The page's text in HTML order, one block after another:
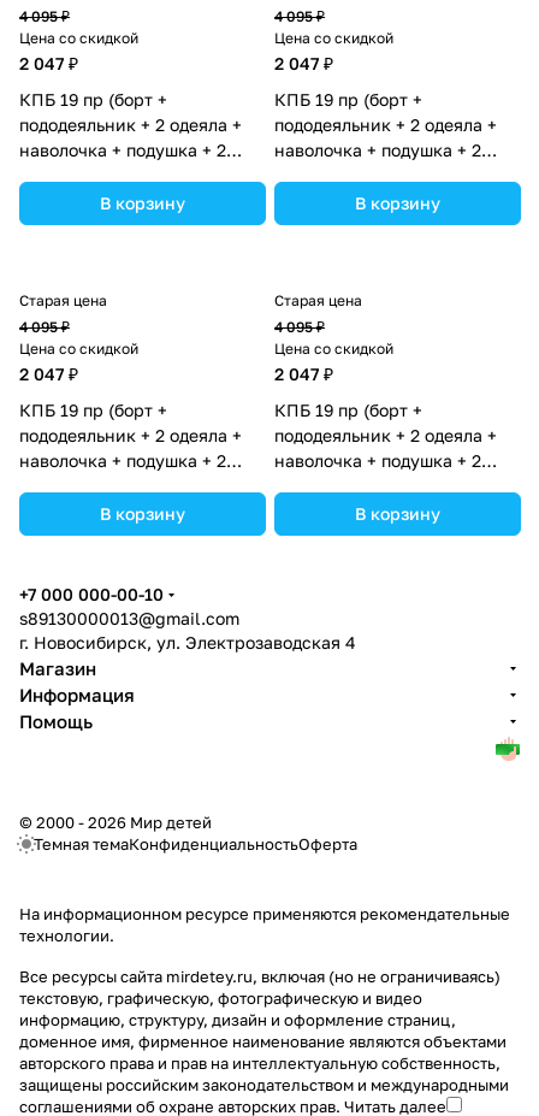
4 095 ₽
Цена со скидкой
2 047 ₽
КПБ 19 пр (борт +
пододеяльник + 2 одеяла +
наволочка + подушка + 2
(№1149-О-1бб_07) цвета в
ассортименте.
В корзину
4 095 ₽
Цена со скидкой
2 047 ₽
КПБ 19 пр (борт +
пододеяльник + 2 одеяла +
наволочка + подушка + 2
(№1149-О-1бб_05) цвета в
ассортименте.
В корзину
Старая цена
4 095 ₽
Цена со скидкой
2 047 ₽
КПБ 19 пр (борт +
пододеяльник + 2 одеяла +
наволочка + подушка + 2
(№1149-О-1бб_03) цвета в
ассортименте.
В корзину
Старая цена
4 095 ₽
Цена со скидкой
2 047 ₽
КПБ 19 пр (борт +
пододеяльник + 2 одеяла +
наволочка + подушка + 2
(№1149-О-1бб_06) цвета в
ассортименте.
В корзину
+7 000 000-00-10
s89130000013@gmail.com
г. Новосибирск, ул. Электрозаводская 4
Магазин
Информация
Помощь
© 2000 - 2026 Мир детей
Темная темаКонфиденциальностьОферта
На информационном ресурсе применяются рекомендательные
технологии.
Все ресурсы сайта mirdetey.ru, включая (но не ограничиваясь)
текстовую, графическую, фотографическую и видео
информацию, структуру, дизайн и оформление страниц,
доменное имя, фирменное наименование являются объектами
авторского права и прав на интеллектуальную собственность,
защищены российским законодательством и международными
соглашениями об охране авторских прав. Читать далее